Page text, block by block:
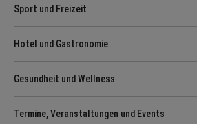
Sport und Freizeit
Hotel und Gastronomie
Gesundheit und Wellness
Termine, Veranstaltungen und Events